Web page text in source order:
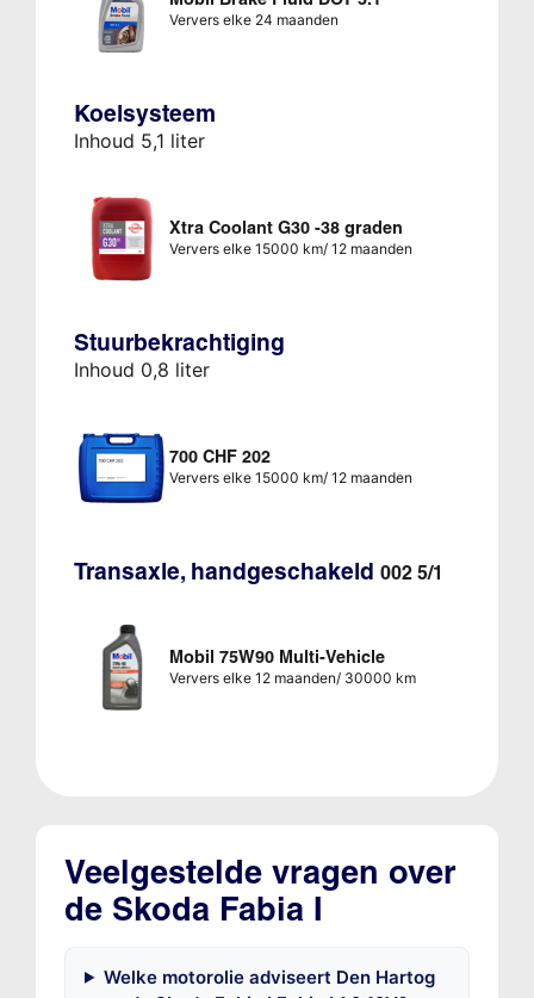
Ververs elke 24 maanden
Koelsysteem
Inhoud 5,1 liter
Xtra Coolant G30 -38 graden
Ververs elke 15000 km/ 12 maanden
Stuurbekrachtiging
Inhoud 0,8 liter
700 CHF 202
Ververs elke 15000 km/ 12 maanden
Transaxle, handgeschakeld 002 5/1
Mobil 75W90 Multi-Vehicle
Ververs elke 12 maanden/ 30000 km
Veelgestelde vragen over
de Skoda Fabia I
Welke motorolie adviseert Den Hartog